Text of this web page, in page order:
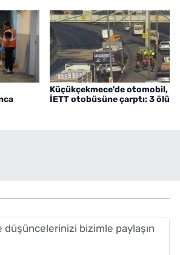
Küçükçekmece'de otomobil,
İETT otobüsüne çarptı: 3 ölü